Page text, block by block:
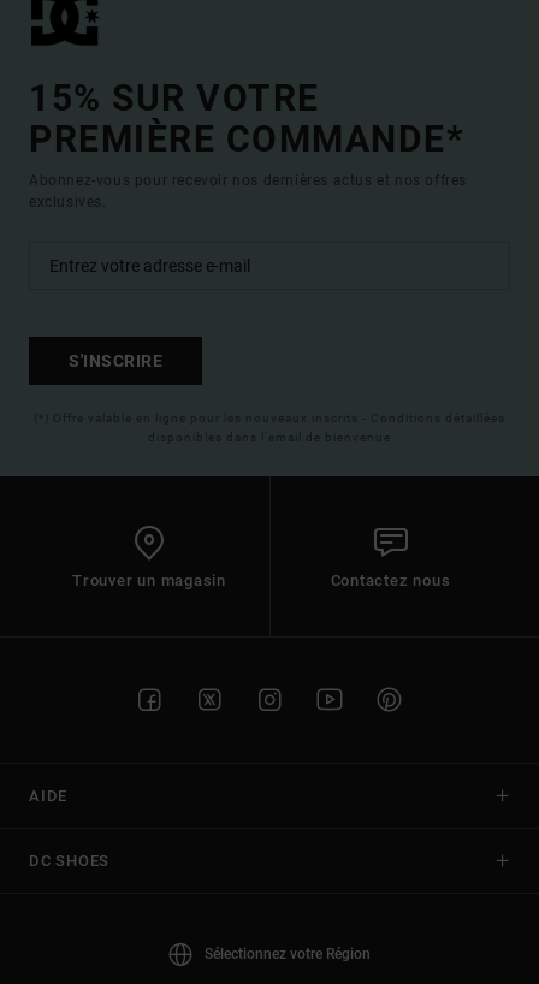
15% SUR VOTRE
PREMIÈRE COMMANDE*
Abonnez-vous pour recevoir nos dernières actus et nos offres
exclusives.
S'INSCRIRE
(*) Offre valable en ligne pour les nouveaux inscrits - Conditions détaillées
disponibles dans l'email de bienvenue
Trouver un magasin Contactez nous
AIDE
DC SHOES
Sélectionnez votre Région